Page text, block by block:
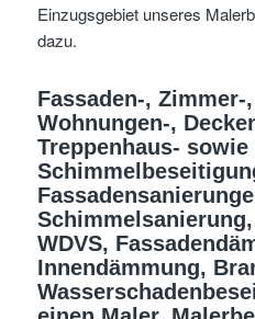
Einzugsgebiet unseres
dazu.
Fassaden-, Zimmer-
Wohnungen-,
Treppenhaus-
WDVS,
Innendämmung,